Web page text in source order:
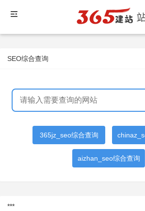
SEO综合查询
365jz_seo综合查询
aizhan_seo综合查询
***